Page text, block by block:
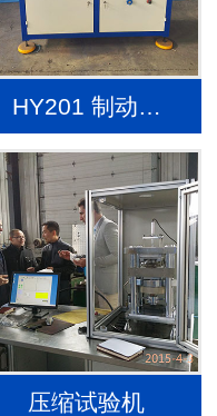
HY201 制动…
压缩试验机